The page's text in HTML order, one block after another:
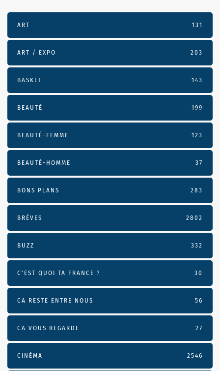
ART 131
ART / EXPO 203
BASKET 143
BEAUTÉ 199
BEAUTÉ-FEMME 123
BEAUTÉ-HOMME 37
BONS PLANS 283
BRÈVES 2802
BUZZ 332
C'EST QUOI TA FRANCE ? 30
CA RESTE ENTRE NOUS 56
CA VOUS REGARDE 27
CINÉMA 2546